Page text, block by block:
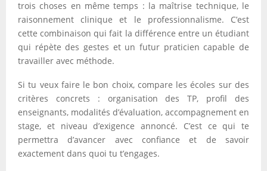
trois choses en même temps : la maîtrise technique, le
raisonnement clinique et le professionnalisme. C’est
cette combinaison qui fait la différence entre un étudiant
qui répète des gestes et un futur praticien capable de
travailler avec méthode.
Si tu veux faire le bon choix, compare les écoles sur des
critères concrets : organisation des TP, profil des
enseignants, modalités d’évaluation, accompagnement en
stage, et niveau d’exigence annoncé. C’est ce qui te
permettra d’avancer avec confiance et de savoir
exactement dans quoi tu t’engages.